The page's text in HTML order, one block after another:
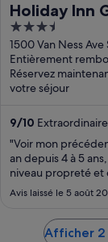
Holiday Inn
3.5
out
of
5
1500 Van Ness Ave
Entièrement
Réservez
votre séjour
9/10 Extraordinaire
"Voir mon
an depuis 4 à 5
niveau propreté et
Avis laissé le 5 août
Afficher 2